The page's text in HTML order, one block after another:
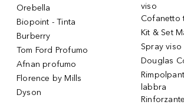
Orebella
Biopoint - Tinta
Burberry
Tom Ford Profumo
Afnan profumo
Florence by Mills
Dyson
viso
Cofanetto
Kit & Set
Spray viso
Douglas
labbra